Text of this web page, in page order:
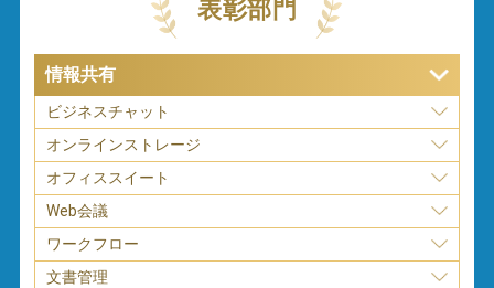
表彰部門
情報共有
ビジネスチャット
オンラインストレージ
オフィススイート
Web会議
ワークフロー
文書管理